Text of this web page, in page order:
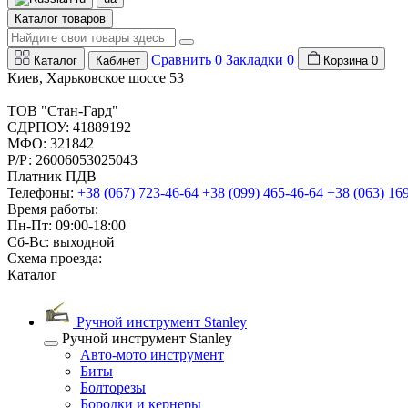
Каталог товаров
Каталог Кабинет Сравнить 0 Закладки 0 Корзина 0
Киев, Харьковское шоссе 53
ТОВ "Стан-Гард"
ЄДРПОУ: 41889192
МФО: 321842
Р/Р: 26006053025043
Платник ПДВ
Телефоны: +38 (067) 723-46-64 +38 (099) 465-46-64 +38 (063)
Время работы:
Пн-Пт: 09:00-18:00
Сб-Вс: выходной
Схема проезда:
Каталог
Ручной инструмент Stanley
Ручной инструмент Stanley
Авто-мото инструмент
Биты
Болторезы
Бородки и кернеры